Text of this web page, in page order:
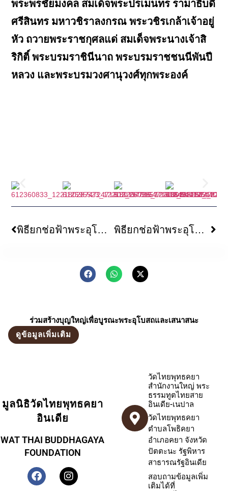
พระพรชัยมงคล สมเด็จพระปรเมนทร รามาธิบดี
ศรีสินทร มหาวชิราลงกรณ พระวชิรเกล้าเจ้าอยู่
หัว ถวายพระราชกุศลแด่ สมเด็จพระนางเจ้าสิ
ริกิติ์ พระบรมราชินีนาถ พระบรมราชชนนีพันปี
หลวง และพระบรมวงศานุวงศ์ทุกพระองค์
พิธียกช่อฟ้าพระอุโบสถ วัดไทยพุทธคยา เจ้าภาพโดยบริษัท Global Food Supply จำกัด และคณะ พิธียกช่อฟ้าพระอุโบสถ วัดไทยพุทธคยา เจ้าภาพโดยคณะ ดร. วิรไท สันติประภพ
ร่วมสร้างบุญใหญ่เพื่อบูรณะพระอุโบสถและเสนาสนะ
ดูข้อมูลเพิ่มเติม
มูลนิธิวัดไทยพุทธคยา
อินเดีย
WAT THAI BUDDHAGAYA
FOUNDATION
วัดไทยพุทธคยา
สำนักงานใหญ่ พระ
ธรรมทูตไทยสาย
อินเดีย-เนปาล
วัดไทยพุทธคยา
ตำบลโพธิคยา
อำเภอคยา จังหวัด
ปัตตะนะ รัฐพิหาร
สาธารณรัฐอินเดีย
สอบถามข้อมูลเพิ่ม
เติมได้ที่